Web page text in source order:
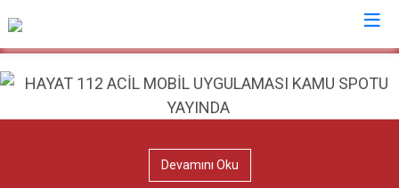
İl Göç İdaresi Müdürlükleri
Devamını Oku